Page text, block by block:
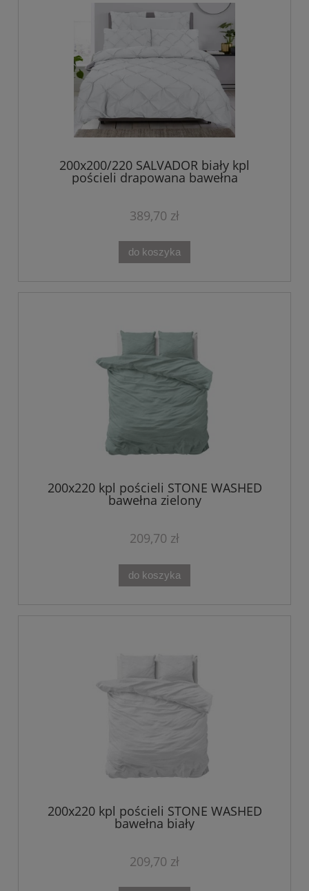
200x200/220 SALVADOR biały kpl
pościeli drapowana bawełna
389,70 zł
do koszyka
200x220 kpl pościeli STONE WASHED
bawełna zielony
209,70 zł
do koszyka
200x220 kpl pościeli STONE WASHED
bawełna biały
209,70 zł